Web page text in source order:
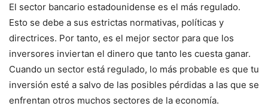
El sector bancario estadounidense es el más regulado.
Esto se debe a sus estrictas normativas, políticas y
directrices. Por tanto, es el mejor sector para que los
inversores inviertan el dinero que tanto les cuesta ganar.
Cuando un sector está regulado, lo más probable es que tu
inversión esté a salvo de las posibles pérdidas a las que se
enfrentan otros muchos sectores de la economía.